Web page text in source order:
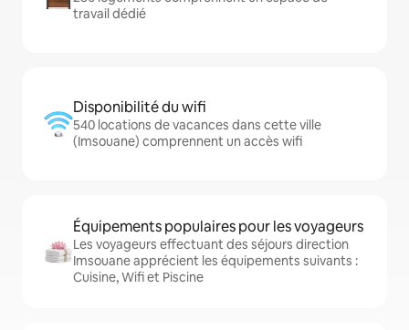
travail dédié
Disponibilité du wifi
540 locations de vacances dans cette ville
(Imsouane) comprennent un accès wifi
Équipements populaires pour les voyageurs
Les voyageurs effectuant des séjours direction
Imsouane apprécient les équipements suivants :
Cuisine, Wifi et Piscine